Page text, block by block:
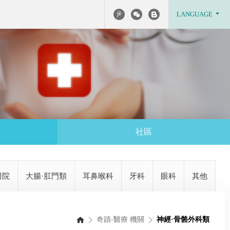
LANGUAGE
社區
院 大腸·肛門類 耳鼻喉科 牙科 眼科 其他
奇蹟-醫療 機關 神經·骨骼外科類